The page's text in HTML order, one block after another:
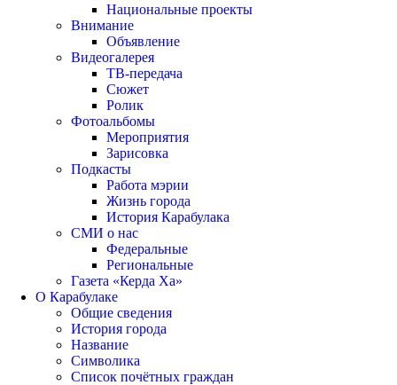
Национальные проекты
Внимание
Объявление
Видеогалерея
ТВ-передача
Сюжет
Ролик
Фотоальбомы
Мероприятия
Зарисовка
Подкасты
Работа мэрии
Жизнь города
История Карабулака
СМИ о нас
Федеральные
Региональные
Газета «Керда Ха»
О Карабулаке
Общие сведения
История города
Название
Символика
Список почётных граждан